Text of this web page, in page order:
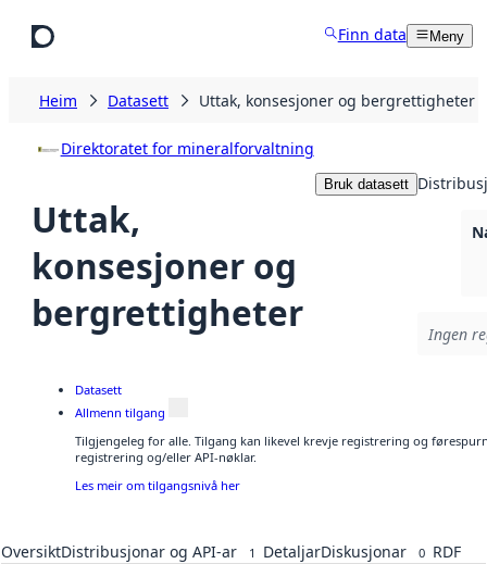
Finn data Meny
Heim Datasett Uttak, konsesjoner og bergrettigheter
Direktoratet for mineralforvaltning
Uttak,
konsesjoner og
bergrettigheter
Bruk datasett
Ingen
Datasett
Allmenn tilgang
Tilgjengeleg for alle. Tilgang kan likevel krevje registrering og
registrering og/eller API-nøklar.
Les meir om tilgangsnivå her
OversiktDistribusjonar og API-ar 1 DetaljarDiskusjonar 0 RDF